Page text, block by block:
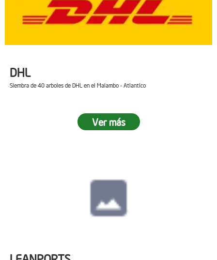
DHL
Siembra de 40 arboles de DHL en el Malambo - Atlantico
Ver más